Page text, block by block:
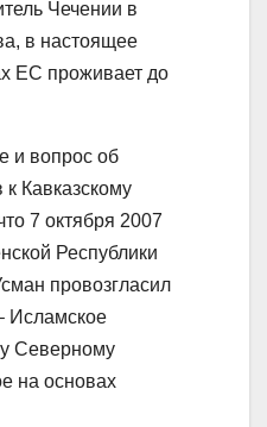
Чечении в
в настоящее
ЕС проживает до
и вопрос об
Кавказскому
7 октября 2007
Республики
провозгласил
Исламское
Северному
на основах